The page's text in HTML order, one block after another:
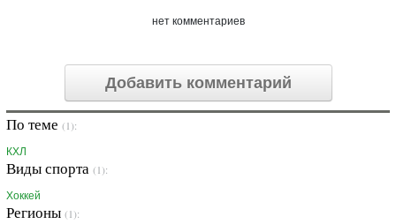
нет комментариев
Добавить комментарий
По теме (1):
КХЛ
Виды спорта (1):
Хоккей
Регионы (1):